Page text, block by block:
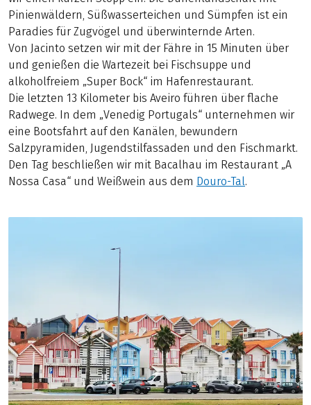
Pinienwäldern, Süßwasserteichen und Sümpfen ist ein
Paradies für Zugvögel und überwinternde Arten.
Von Jacinto setzen wir mit der Fähre in 15 Minuten über
und genießen die Wartezeit bei Fischsuppe und
alkoholfreiem „Super Bock“ im Hafenrestaurant.
Die letzten 13 Kilometer bis Aveiro führen über flache
Radwege. In dem „Venedig Portugals“ unternehmen wir
eine Bootsfahrt auf den Kanälen, bewundern
Salzpyramiden, Jugendstilfassaden und den Fischmarkt.
Den Tag beschließen wir mit Bacalhau im Restaurant „A
Nossa Casa“ und Weißwein aus dem Douro-Tal.